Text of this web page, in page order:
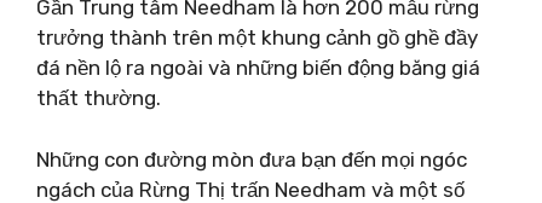
Gần Trung tâm Needham là hơn 200 mẫu rừng
trưởng thành trên một khung cảnh gồ ghề đầy
đá nền lộ ra ngoài và những biến động băng giá
thất thường.
Những con đường mòn đưa bạn đến mọi ngóc
ngách của Rừng Thị trấn Needham và một số